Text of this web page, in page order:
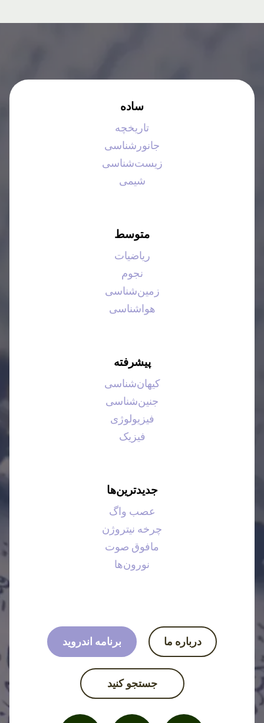
ساده
تاریخچه
جانورشناسی
زیست‌شناسی
شیمی
متوسط
ریاضیات
نجوم
زمین‌شناسی
هواشناسی
پیشرفته
کیهان‌شناسی
جنین‌شناسی
فیزیولوژی
فیزیک
جدیدترین‌ها
عصب واگ
چرخه نیتروژن
مافوق صوت
نورون‌ها
برنامه اندروید درباره ما
جستجو کنید